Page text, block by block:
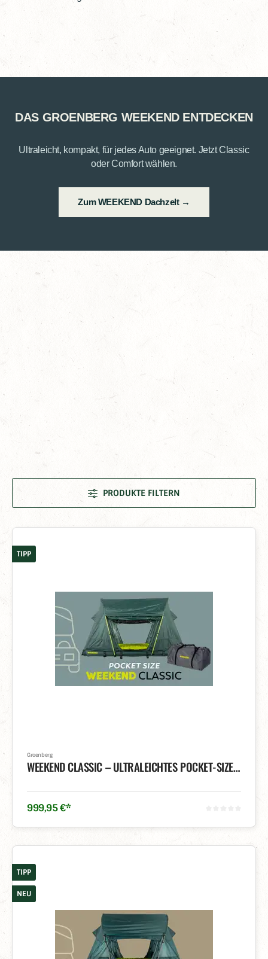
DAS GROENBERG WEEKEND ENTDECKEN
Ultraleicht, kompakt, für jedes Auto geeignet. Jetzt Classic
oder Comfort wählen.
Zum WEEKEND Dachzelt →
PRODUKTE FILTERN
TIPP
Groenberg
WEEKEND CLASSIC – ULTRALEICHTES POCKET-SIZE DACHZELT
999,95€*
TIPP
NEU